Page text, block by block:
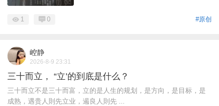
#原创
1 0
崆静
2026-8-9 23:31
三十而立， “立’的到底是什么？
三十而立不是三十而富，立的是人生的规划，是方向，是目标，是
成熟，遇贵人則先立业，遏良人則先 ...